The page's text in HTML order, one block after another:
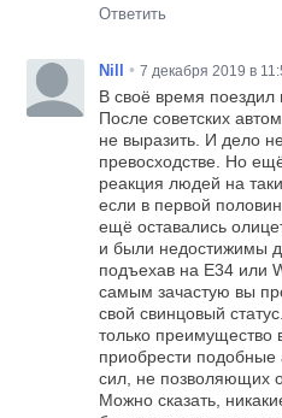
Ответить
Nill • 7 декабря 2019 в
В своё время поездил
После советских
не выразить. И дело
превосходстве. Но
реакция людей на
если в первой
ещё оставались
и были недостижимы
подъехав на Е34 или
самым зачастую вы
свой свинцовый
только преимущество
приобрести
сил, не позволяющих
Можно сказать,